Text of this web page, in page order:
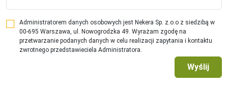
- wyposażony podobnie jak pokój standardowy
Sport, relaks, rozrywka
Administratorem danych osobowych jest Nekera Sp. z.o.o z siedzibą w
00-695 Warszawa, ul. Nowogrodzka 49. Wyrażam zgodę na
przetwarzanie podanych danych w celu realizacji zapytania i kontaktu
zwrotnego przedstawieciela Administratora.
Wyślij